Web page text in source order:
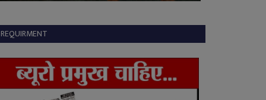
REQUIRMENT